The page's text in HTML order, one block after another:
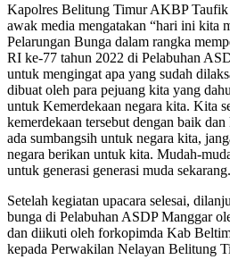
Kapolres Belitung Timur AKBP
awak media mengatakan “hari ini kita
Pelarungan Bunga dalam rangka
RI ke-77 tahun 2022 di Pelabuhan
untuk mengingat apa yang sudah
dibuat oleh para pejuang kita yang
untuk Kemerdekaan negara kita. Kita
kemerdekaan tersebut dengan baik
ada sumbangsih untuk negara kita,
negara berikan untuk kita. Mudah-
untuk generasi generasi muda sekarang.
Setelah kegiatan upacara selesai,
bunga di Pelabuhan ASDP Manggar
dan diikuti oleh forkopimda Kab
kepada Perwakilan Nelayan Belitung